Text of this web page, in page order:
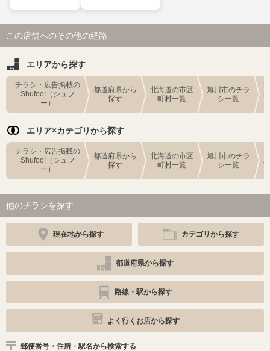
この店舗へのその他の経路
エリアから探す
チラシ・広告掲載の
Shufoo!（シュフ
ー）
都道府県から
探す
北海道の市区
町村一覧
旭川市のチラ
シ一覧
エリア×カテゴリから探す
チラシ・広告掲載の
Shufoo!（シュフ
ー）
都道府県から
探す
北海道の市区
町村一覧
旭川市のチラ
シ一覧
他のチラシを探す
現在地から探す カテゴリから探す
都道府県から探す
路線・駅から探す
よく行くお店から探す
郵便番号・住所・駅名から検索する